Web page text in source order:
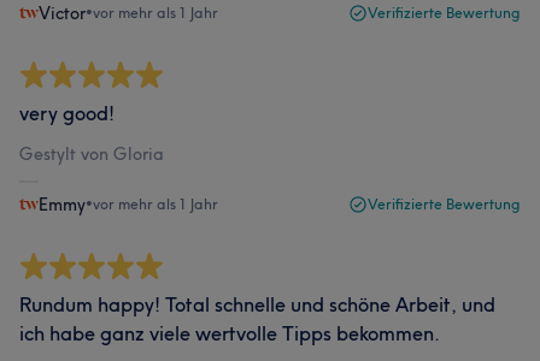
Victor•vor mehr als 1 Jahr Verifizierte Bewertung
very good!
Gestylt von Gloria
Emmy•vor mehr als 1 Jahr Verifizierte Bewertung
Rundum happy! Total schnelle und schöne Arbeit, und
ich habe ganz viele wertvolle Tipps bekommen.